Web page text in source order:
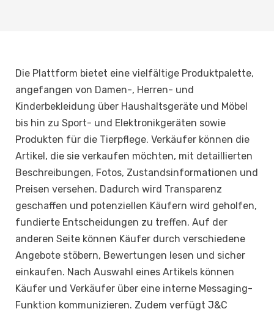
Die Plattform bietet eine vielfältige Produktpalette,
angefangen von Damen-, Herren- und
Kinderbekleidung über Haushaltsgeräte und Möbel
bis hin zu Sport- und Elektronikgeräten sowie
Produkten für die Tierpflege. Verkäufer können die
Artikel, die sie verkaufen möchten, mit detaillierten
Beschreibungen, Fotos, Zustandsinformationen und
Preisen versehen. Dadurch wird Transparenz
geschaffen und potenziellen Käufern wird geholfen,
fundierte Entscheidungen zu treffen. Auf der
anderen Seite können Käufer durch verschiedene
Angebote stöbern, Bewertungen lesen und sicher
einkaufen. Nach Auswahl eines Artikels können
Käufer und Verkäufer über eine interne Messaging-
Funktion kommunizieren. Zudem verfügt J&C